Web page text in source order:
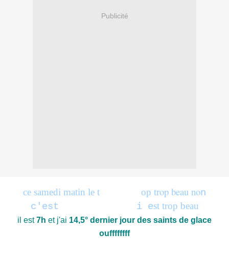
Publicité
ce samedi matin le t op trop beau non
c'est
i est trop beau
il est7h et j'ai 14,5° dernier jour des saints de glace
ouffffffff